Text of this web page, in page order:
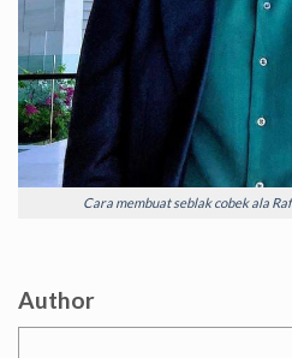
Cara membuat seblak cobek ala
Author